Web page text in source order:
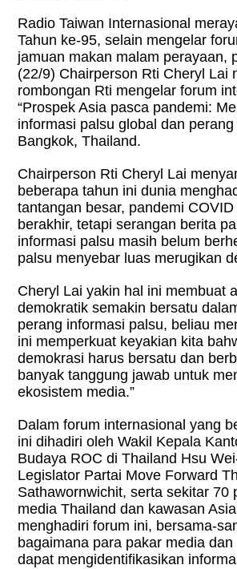
Radio Taiwan Internasional
Tahun ke-95, selain mengelar
jamuan makan malam perayaan,
(22/9) Chairperson Rti Cheryl Lai
rombongan Rti mengelar forum
“Prospek Asia pasca pandemi:
informasi palsu global dan perang
Bangkok, Thailand.
Chairperson Rti Cheryl Lai
beberapa tahun ini dunia
tantangan besar, pandemi
berakhir, tetapi serangan berita
informasi palsu masih belum
palsu menyebar luas merugikan
Cheryl Lai yakin hal ini membuat
demokratik semakin bersatu
perang informasi palsu, beliau
ini memperkuat keyakian kita
demokrasi harus bersatu dan
banyak tanggung jawab untuk
ekosistem media.”
Dalam forum internasional yang
ini dihadiri oleh Wakil Kepala
Budaya ROC di Thailand Hsu
Legislator Partai Move Forward
Sathawornwichit, serta sekitar 70
media Thailand dan kawasan
menghadiri forum ini, bersama-
bagaimana para pakar media
dapat mengidentifikasikan